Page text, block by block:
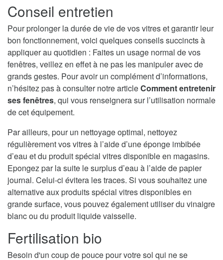
Conseil entretien
Pour prolonger la durée de vie de vos vitres et garantir leur
bon fonctionnement, voici quelques conseils succincts à
appliquer au quotidien : Faites un usage normal de vos
fenêtres, veillez en effet à ne pas les manipuler avec de
grands gestes. Pour avoir un complément d’informations,
n’hésitez pas à consulter notre articleComment entretenir
ses fenêtres, qui vous renseignera sur l’utilisation normale
de cet équipement.
Par ailleurs, pour un nettoyage optimal, nettoyez
régulièrement vos vitres à l’aide d’une éponge imbibée
d’eau et du produit spécial vitres disponible en magasins.
Epongez par la suite le surplus d’eau à l’aide de papier
journal. Celui-ci évitera les traces. Si vous souhaitez une
alternative aux produits spécial vitres disponibles en
grande surface, vous pouvez également utiliser du vinaigre
blanc ou du produit liquide vaisselle.
Fertilisation bio
Besoin d'un coup de pouce pour votre sol qui ne se